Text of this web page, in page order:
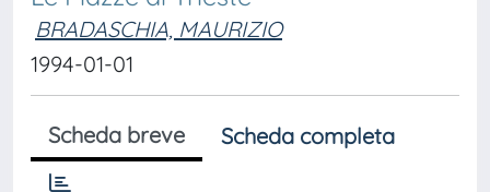
BRADASCHIA, MAURIZIO
1994-01-01
Scheda breve Scheda completa